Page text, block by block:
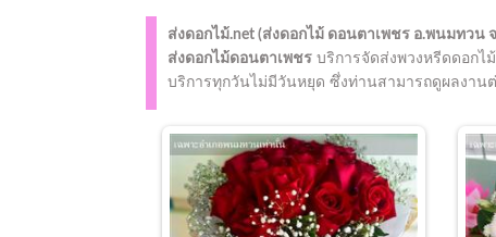
ส่งดอกไม้.net (ส่งดอกไม้ ดอนตาเพชร อ.พนมทวน
ส่งดอกไม้ดอนตาเพชร บริการจัดส่งพวงหรีดดอกไ
บริการทุกวันไม่มีวันหยุด ซึ่งท่านสามารถดูผลงาน